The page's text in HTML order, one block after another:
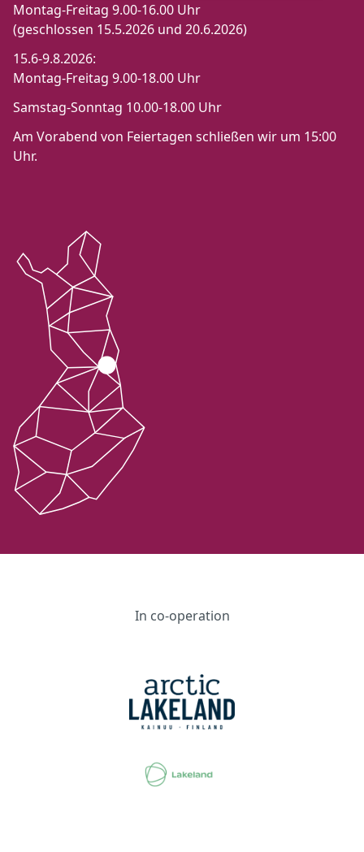
Montag-Freitag 9.00-16.00 Uhr
(geschlossen 15.5.2026 und 20.6.2026)
15.6-9.8.2026:
Montag-Freitag 9.00-18.00 Uhr
Samstag-Sonntag 10.00-18.00 Uhr
Am Vorabend von Feiertagen schließen wir um 15:00
Uhr.
In co-operation